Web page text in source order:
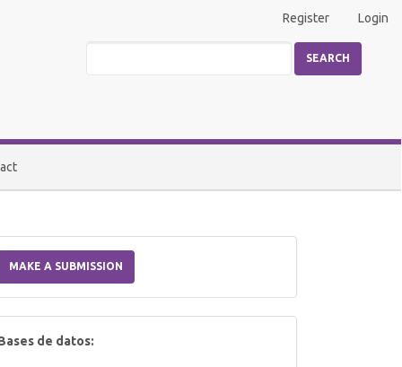
Register Login
SEARCH
Submission
MAKE A SUBMISSION
de datos: